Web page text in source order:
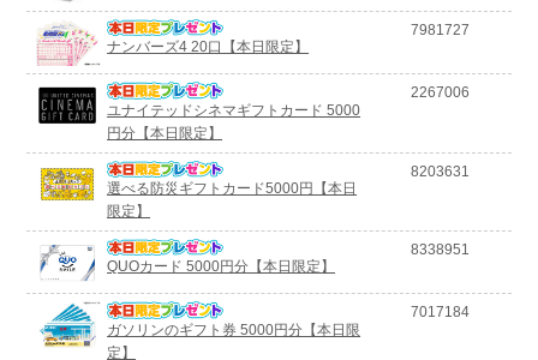
ナンバーズ4 20口【本日限定】
7981727
ユナイテッドシネマギフトカード 5000
円分【本日限定】
2267006
選べる防災ギフトカード5000円【本日
限定】
8203631
QUOカード 5000円分【本日限定】
8338951
ガソリンのギフト券 5000円分【本日限
定】
7017184